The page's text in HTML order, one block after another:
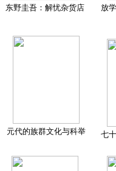
东野圭吾：解忧杂货店 放
元代的族群文化与科举 七